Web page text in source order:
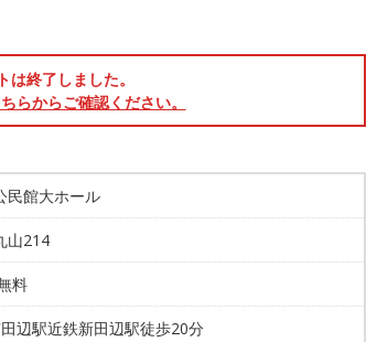
終了しました。
らからご確認ください。
民館大ホール
山214
料
辺駅近鉄新田辺駅徒歩20分